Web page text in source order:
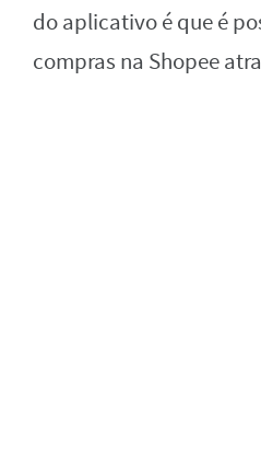
do aplicativo é que é
compras na Shopee